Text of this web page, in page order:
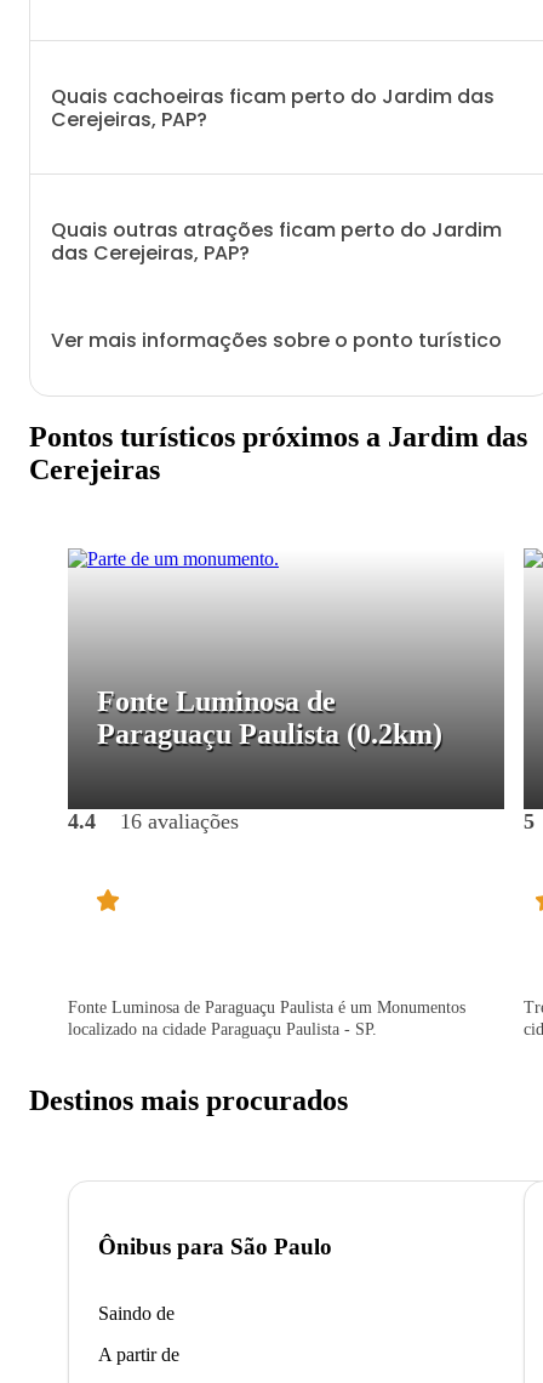
Quais cachoeiras ficam perto do Jardim das
Cerejeiras, PAP?
Quais outras atrações ficam perto do Jardim
das Cerejeiras, PAP?
Ver mais informações sobre o ponto turístico
Pontos turísticos próximos a Jardim das
Cerejeiras
Fonte Luminosa de
Paraguaçu Paulista (0.2km)
4.4 16 avaliações
Fonte Luminosa de Paraguaçu Paulista é um Monumentos
localizado na cidade Paraguaçu Paulista - SP.
5
Destinos mais procurados
Ônibus para São Paulo
Saindo de
A partir de